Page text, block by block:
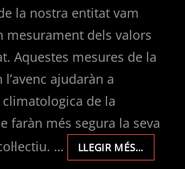
la nostra entitat vam
mesurament dels valors
Aquestes mesures de la
ajudaràn a
climatologica de la
faràn més segura la seva
…
LLEGIR MÉS…
DELS